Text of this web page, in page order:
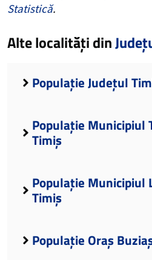
Statistică.
Alte localități din
Populație Județul
Populație Municipiul
Timiș
Populație Municipiul
Timiș
Populație Oraș